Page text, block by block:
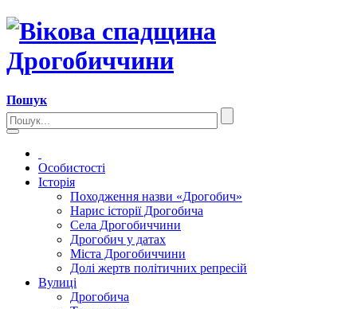
Пошук
Особистості
Історія
Походження назви «Дрогобич»
Нарис історії Дрогобича
Села Дрогобиччини
Дрогобич у датах
Міста Дрогобиччини
Долі жертв політичних репресій
Вулиці
Дрогобича